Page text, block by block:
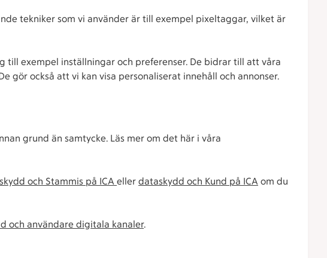
tekniker som vi använder är till exempel pixeltaggar, vilket är
till exempel inställningar och preferenser. De bidrar till att våra
gör också att vi kan visa personaliserat innehåll och annonser.
grund än samtycke. Läs mer om det här i våra
och Stammis på ICA eller dataskydd och Kund på ICA om du
och användare digitala kanaler.